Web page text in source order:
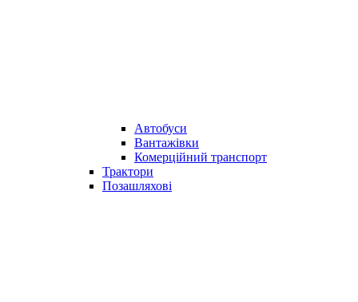
Автобуси
Вантажівки
Комерційний транспорт
Трактори
Позашляхові